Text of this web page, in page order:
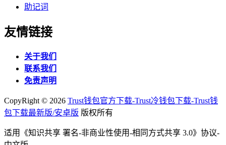
助记词
友情链接
关于我们
联系我们
免责声明
CopyRight © 2026 Trust钱包官方下载-Trust冷钱包下载-Trust钱
包下载最新版/安卓版 版权所有
适用《知识共享 署名-非商业性使用-相同方式共享 3.0》协议-